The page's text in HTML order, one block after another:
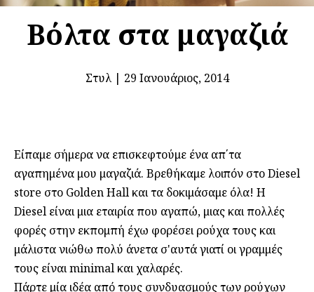
Βόλτα στα μαγαζιά
Στυλ| 29 Ιανουάριος, 2014
Είπαμε σήμερα να επισκεφτούμε ένα απ΄τα
αγαπημένα μου μαγαζιά. Βρεθήκαμε λοιπόν στο Diesel
store στο Golden Hall και τα δοκιμάσαμε όλα! Η
Diesel είναι μια εταιρία που αγαπώ, μιας και πολλές
φορές στην εκπομπή έχω φορέσει ρούχα τους και
μάλιστα νιώθω πολύ άνετα σ'αυτά γιατί οι γραμμές
τους είναι minimal και χαλαρές.
Πάρτε μία ιδέα από τους συνδυασμούς των ρούχων